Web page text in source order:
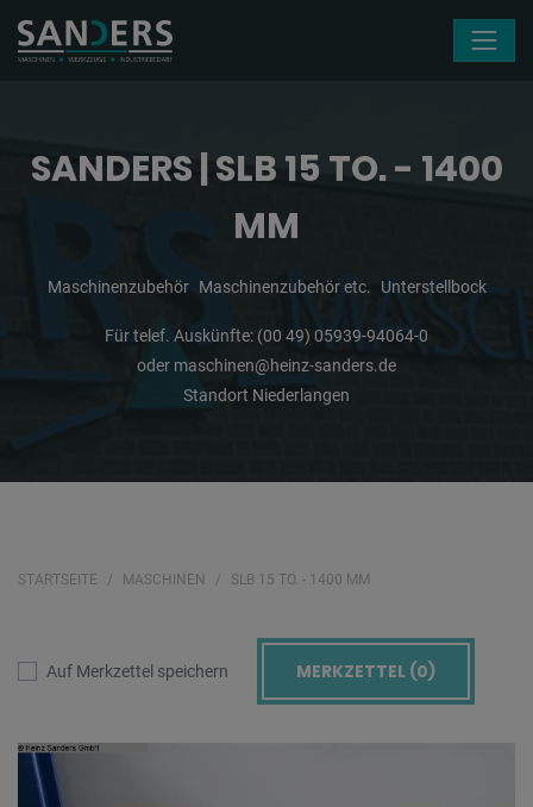
SANDERS | SLB 15 TO. - 1400
MM
Maschinenzubehör Maschinenzubehör etc. Unterstellbock
Für telef. Auskünfte: (00 49) 05939-94064-0
oder maschinen@heinz-sanders.de
Standort Niederlangen
STARTSEITE MASCHINEN SLB 15 TO. - 1400 MM
Auf Merkzettel speichern MERKZETTEL (0)